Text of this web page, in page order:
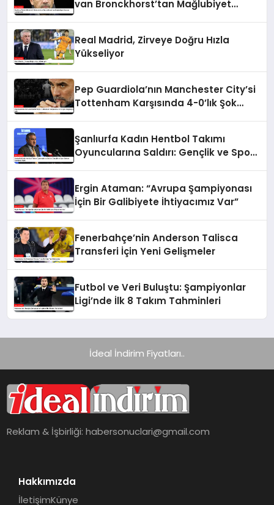
van Bronckhorst’tan Mağlubiyet
Real Madrid, Zirveye Doğru Hızla
Yükseliyor
Pep Guardiola’nın Manchester City’si
Tottenham Karşısında 4-0’lık Şok
Şanlıurfa Kadın Hentbol Takımı
Oyuncularına Saldırı: Gençlik ve Spor
Ergin Ataman: “Avrupa Şampiyonası
İçin Bir Galibiyete İhtiyacımız Var”
Fenerbahçe’nin Anderson Talisca
Transferi İçin Yeni Gelişmeler
Futbol ve Veri Buluştu: Şampiyonlar
Ligi’nde İlk 8 Takım Tahminleri
İdeal İndirim Fiyatları..
Reklam & İşbirliği:habersonuclari@gmail.com
Hakkımızda
İletişimKünye